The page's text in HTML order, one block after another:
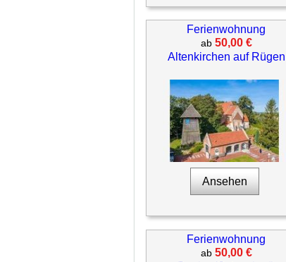
Ferienwohnung
ab 50,00 €
Altenkirchen auf Rügen
Ansehen
Ferienwohnung
ab 50,00 €